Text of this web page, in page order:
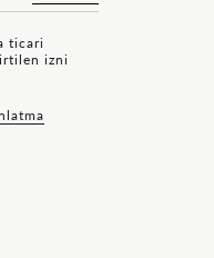
ticari
izni